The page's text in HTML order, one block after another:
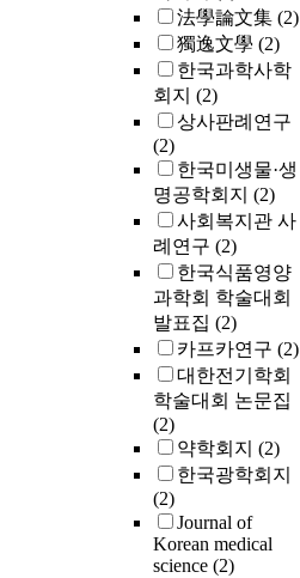
法學論文集 (2)
獨逸文學 (2)
한국과학사학
회지 (2)
상사판례연구
(2)
한국미생물·생
명공학회지 (2)
사회복지관 사
례연구 (2)
한국식품영양
과학회 학술대회
발표집 (2)
카프카연구 (2)
대한전기학회
학술대회 논문집
(2)
약학회지 (2)
한국광학회지
(2)
Journal of
Korean medical
science (2)